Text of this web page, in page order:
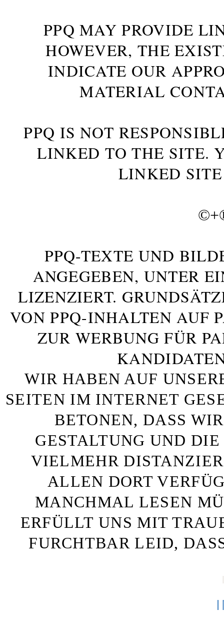
PPQ MAY PROVIDE
HOWEVER, THE
INDICATE OUR
MATERIAL
PPQ IS NOT
LINKED TO THE SITE.
LINKED
©+
PPQ-TEXTE UND
ANGEGEBEN, UNTER
LIZENZIERT.
VON PPQ-INHALTEN AUF
ZUR WERBUNG FÜR
WIR HABEN AUF
SEITEN IM INTERNET
BETONEN, DASS
GESTALTUNG UND
VIELMEHR
ALLEN DORT
MANCHMAL LESEN
ERFÜLLT UNS MIT
FURCHTBAR LEID,